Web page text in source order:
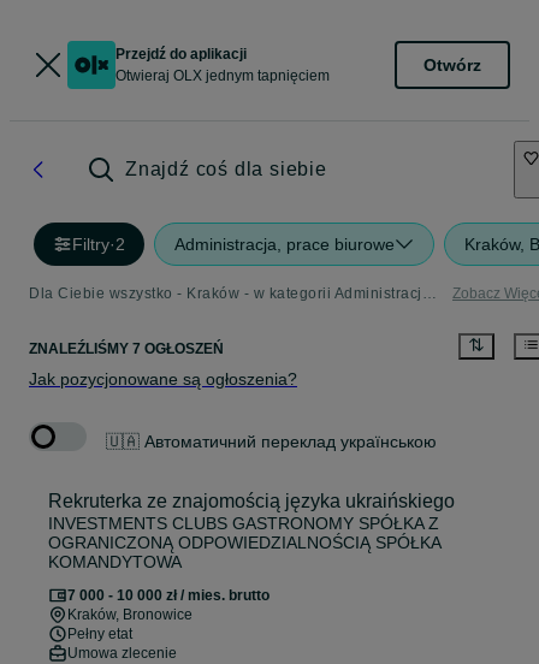
Przejdź do aplikacji
Otwieraj OLX jednym tapnięciem
Otwórz
Znajdź coś dla siebie
Filtry·2 Administracja, prace biurowe Kraków,
Dla Ciebie wszystko - Kraków - w kategorii Administracja, prace biurowe Zobacz
ZNALEŹLIŚMY 7 OGŁOSZEŃ
Jak pozycjonowane są ogłoszenia?
🇺🇦 Автоматичний переклад українською
Rekruterka ze znajomością języka ukraińskiego
INVESTMENTS CLUBS GASTRONOMY SPÓŁKA Z
OGRANICZONĄ ODPOWIEDZIALNOŚCIĄ SPÓŁKA
KOMANDYTOWA
7 000 - 10 000 zł / mies. brutto
Kraków, Bronowice
Pełny etat
Umowa zlecenie